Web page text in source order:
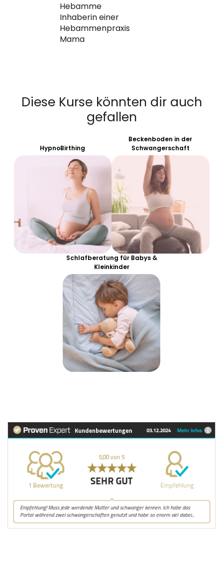
Hebamme
Inhaberin einer
Hebammenpraxis
Mama
Diese Kurse könnten dir auch
gefallen
HypnoBirthing
Beckenboden in der
Schwangerschaft
Schlafberatung für Babys &
Kleinkinder